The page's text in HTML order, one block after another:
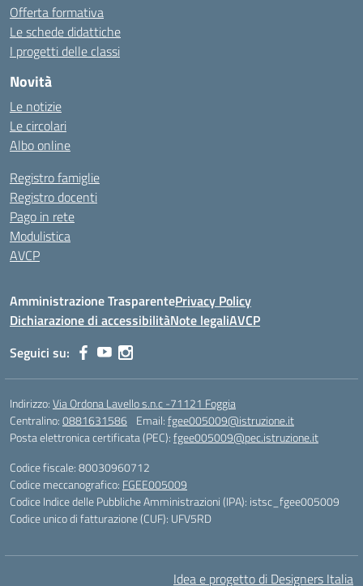
Offerta formativa
Le schede didattiche
I progetti delle classi
Novità
Le notizie
Le circolari
Albo online
Registro famiglie
Registro docenti
Pago in rete
Modulistica
AVCP
Amministrazione TrasparentePrivacy Policy
Dichiarazione di accessibilitàNote legaliAVCP
Seguici su:
Indirizzo:Via Ordona Lavello s.n.c -71121 Foggia
Centralino:0881631586 Email:fgee005009@istruzione.it
Posta elettronica certificata (PEC):fgee005009@pec.istruzione.it
Codice fiscale: 80030960712
Codice meccanografico: FGEE005009
Codice Indice delle Pubbliche Amministrazioni (IPA): istsc_fgee005009
Codice unico di fatturazione (CUF): UFV5RD
Idea e progetto di Designers Italia